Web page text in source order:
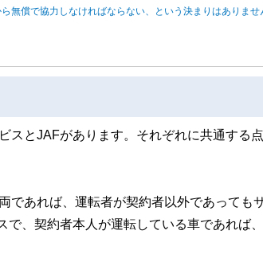
償で協力しなければならない、という決まりはありませ
スとJAFがあります。それぞれに共通する
であれば、運転者が契約者以外であっても
で、契約者本人が運転している車であれば